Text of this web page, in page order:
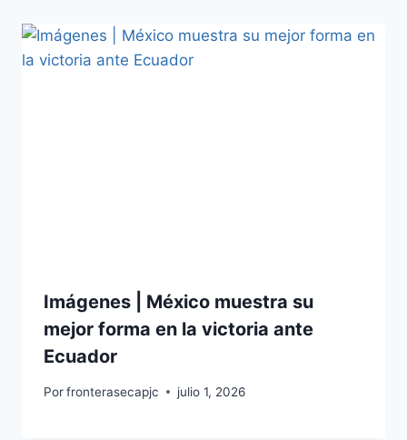
Imágenes | México muestra su
mejor forma en la victoria ante
Ecuador
Porfronterasecapjc julio 1, 2026